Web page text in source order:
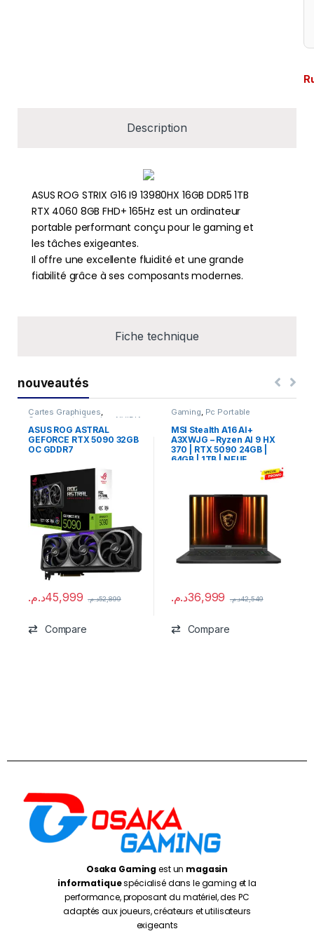
Description
Fiche technique
ASUS ROG STRIX G16 I9 13980HX 16GB DDR5 1TB
RTX 4060 8GB FHD+ 165Hz est un ordinateur
portable performant conçu pour le gaming et
les tâches exigeantes.
Il offre une excellente fluidité et une grande
fiabilité grâce à ses composants modernes.
nouveautés
Cartes Graphiques,
Composants Gaming NVIDIA
ASUS ROG ASTRAL
GEFORCE RTX 5090 32GB
OC GDDR7
45,999د.م. 52,899د.م.
Compare
Gaming, Pc Portable
MSI Stealth A16 AI+
A3XWJG – Ryzen AI 9 HX
370 | RTX 5090 24GB |
64GB | 1TB | NEUF
36,999د.م. 42,549د.م.
Compare
Osaka Gamingest un magasin
informatiquespécialisé dans le gaming et la
performance, proposant du matériel, des PC
adaptés aux joueurs, créateurs et utilisateurs
exigeants